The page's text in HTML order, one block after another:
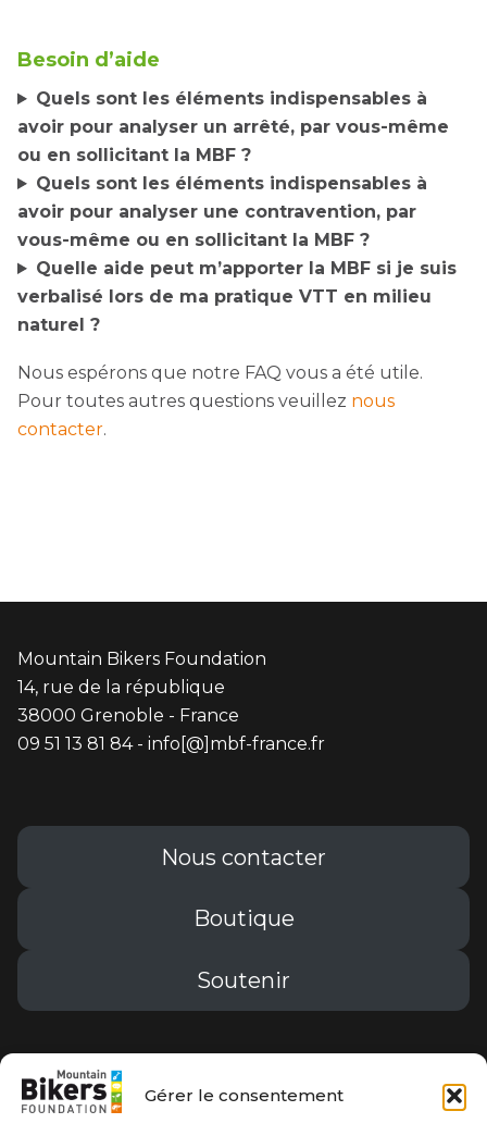
Gérer le consentement
Besoin d’aide
Quels sont les éléments indispensables à
avoir pour analyser un arrêté, par vous-même
ou en sollicitant la MBF ?
Quels sont les éléments indispensables à
avoir pour analyser une contravention, par
vous-même ou en sollicitant la MBF ?
Quelle aide peut m’apporter la MBF si je suis
verbalisé lors de ma pratique VTT en milieu
naturel ?
Nous espérons que notre FAQ vous a été utile.
Pour toutes autres questions veuillez nous
contacter.
Mountain Bikers Foundation
14, rue de la république
38000 Grenoble - France
09 51 13 81 84 - info[@]mbf-france.fr
Nous contacter
Boutique
Soutenir
Conditions générales de vente